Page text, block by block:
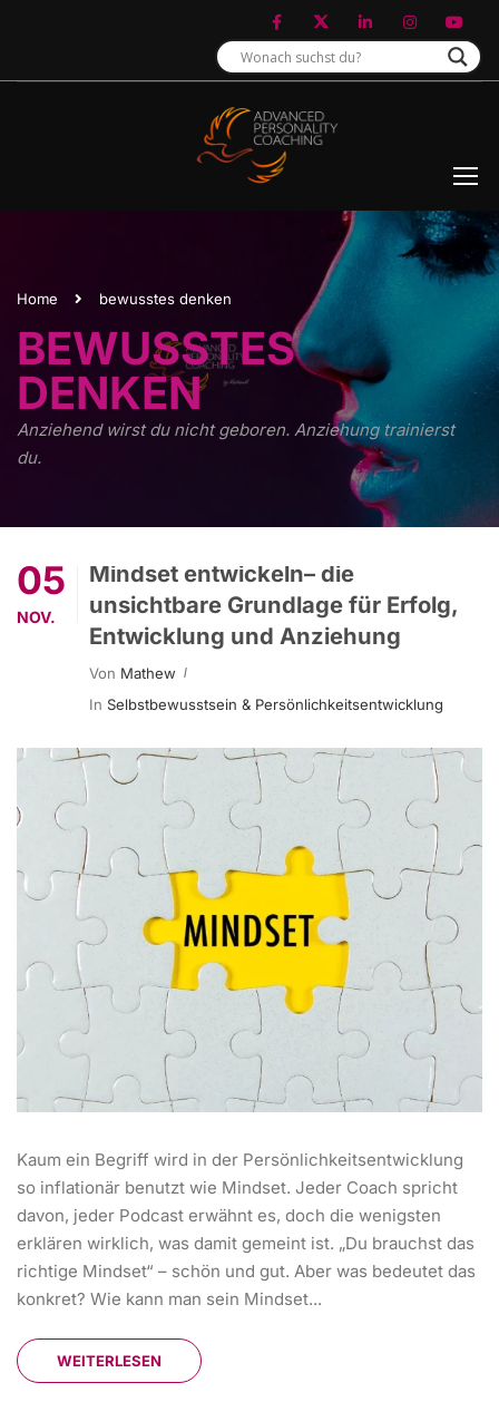
Home bewusstes denken
BEWUSSTES
DENKEN
Anziehend wirst du nicht geboren. Anziehung trainierst
du.
05
NOV.
Mindset entwickeln– die
unsichtbare Grundlage für Erfolg,
Entwicklung und Anziehung
Von Mathew
In Selbstbewusstsein & Persönlichkeitsentwicklung
Kaum ein Begriff wird in der Persönlichkeitsentwicklung
so inflationär benutzt wie Mindset. Jeder Coach spricht
davon, jeder Podcast erwähnt es, doch die wenigsten
erklären wirklich, was damit gemeint ist. „Du brauchst das
richtige Mindset“ – schön und gut. Aber was bedeutet das
konkret? Wie kann man sein Mindset...
WEITERLESEN